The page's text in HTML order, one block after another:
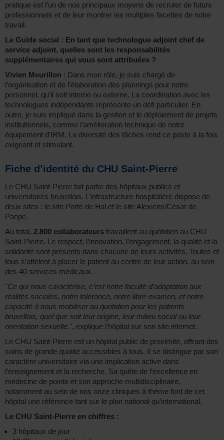
pratique est l’un de nos principaux moyens de recruter de futurs
professionnels et de leur montrer les multiples facettes de notre
travail.
Le Guide social : En tant que technologue adjoint chef de
service adjoint, quelles sont les responsabilités
supplémentaires qui vous sont attribuées ?
Vivien Meurillon : Dans mon rôle, je suis chargé de
l’organisation et de l’élaboration des plannings pour notre
personnel, qu’il soit interne ou externe. La coordination avec les
technologues indépendants représente un défi particulier. En
outre, je suis impliqué dans la gestion et le déploiement de projets
institutionnels, comme l’amélioration technique de notre
équipement d’IRM. La diversité des tâches rend ce poste à la fois
exigeant et stimulant.
Fiche d’identité du CHU Saint-Pierre
Le CHU Saint-Pierre fait partie des hôpitaux publics et
universitaires bruxellois. L’infrastructure hospitalière dispose de
deux sites : le site Porte de Hal et le site Alexiens/César de
Paepe.
Au total, 2.800 collaborateurs travaillent au quotidien au CHU
Saint-Pierre. Le respect, l’innovation, l’engagement, la qualité et la
solidarité sont présents dans chacune de leurs activités. Toutes et
tous s’attèlent à placer le patient au centre de leur action, au sein
des 40 services médicaux.
"Ce qui nous caractérise, c’est notre faculté d’adaptation aux
réalités sociales, notre tolérance, notre libre-examen, et notre
capacité à nous mobiliser au quotidien pour les patients
bruxellois, quel que soit leur origine, leur milieu social ou leur
orientation sexuelle.", explique l’hôpital sur son site internet.
Le CHU Saint-Pierre est un hôpital public de proximité, offrant des
soins de grande qualité accessibles à tous. Il se distingue par son
caractère universitaire via une implication active dans
l’enseignement et la recherche. Sa quête de l’excellence en
médecine de pointe et son approche multidisciplinaire,
notamment au sein de nos onze cliniques à thème font de cet
hôpital une référence tant sur le plan national qu’international.
Le CHU Saint-Pierre en chiffres :
3 hôpitaux de jour